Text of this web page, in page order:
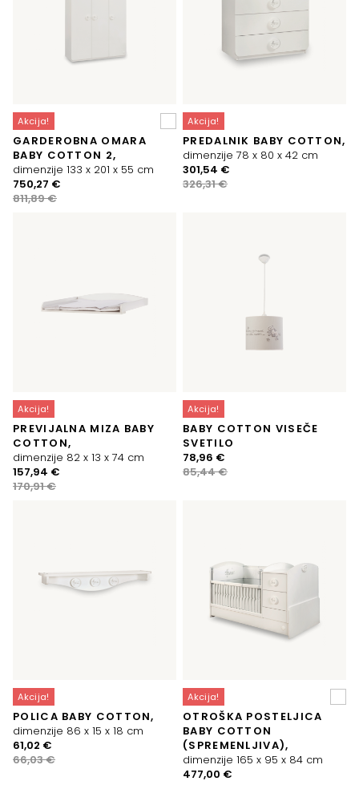
Akcija!
GARDEROBNA OMARA
BABY COTTON 2,
dimenzije 133 x 201 x 55 cm
811,89€
Izvirna
cena
750,27 €
Trenutna
cena
Akcija!
PREDALNIK BABY COTTON,
dimenzije 78 x 80 x 42 cm
326,31€
Izvirna
cena
301,54 €
Trenutna
cena
Akcija!
PREVIJALNA MIZA BABY
COTTON,
dimenzije 82 x 13 x 74 cm
170,91€
Izvirna
cena
157,94 €
Trenutna
cena
Akcija!
BABY COTTON VISEČE
SVETILO
85,44€
Izvirna
cena
78,96 €
Trenutna
cena
Akcija!
POLICA BABY COTTON,
dimenzije 86 x 15 x 18 cm
66,03€
Izvirna
cena
61,02 €
Trenutna
cena
Akcija!
OTROŠKA POSTELJICA
BABY COTTON
(SPREMENLJIVA),
dimenzije 165 x 95 x 84 cm
Izvirna
477,00 €
Trenutna